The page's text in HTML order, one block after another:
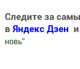
Следите за
в Яндекс Дзен и
новь"